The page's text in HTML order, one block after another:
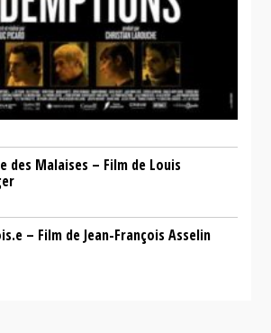
des Malaises – Film de Louis
– Film de Jean-François Asselin